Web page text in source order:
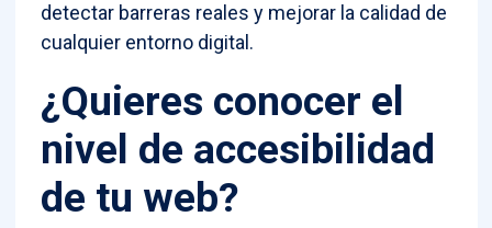
detectar barreras reales y mejorar la calidad de
cualquier entorno digital.
¿Quieres conocer el
nivel de accesibilidad
de tu web?